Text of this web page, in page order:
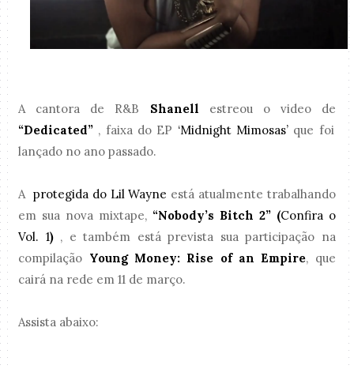
A cantora de R&B Shanell
estreou o video de
“Dedicated” , faixa do EP ‘Midnight Mimosas’que foi
lançado no ano passado.
A protegida do Lil Wayne está atualmente trabalhando
em sua nova mixtape, “Nobody’s Bitch 2” (Confira o
Vol. 1), e também está prevista sua participação na
compilação Young Money: Rise of an Empire, que
cairá na rede em 11 de março.
Assista abaixo: